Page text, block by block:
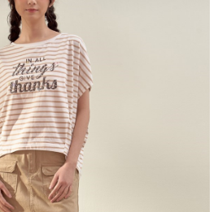
程】
享後付」後，將跳轉至「AFTEE先享後付」
金額後，即可完成結帳。
繳費通知簡訊。
，點擊此簡訊中的連結，可透過四大超商／
行付款，方視為交易完成。
需立刻繳費，但若您需要取消訂單，請聯絡
取消之訂單仍視為有效，需透過AFTEE先享
享後付 」之結帳頁面顯示為準，若有關於
退款等相關疑問，請聯繫「AFTEE先享後付
support/home
以上)免運費
含以上)免運費
含以上)免運費